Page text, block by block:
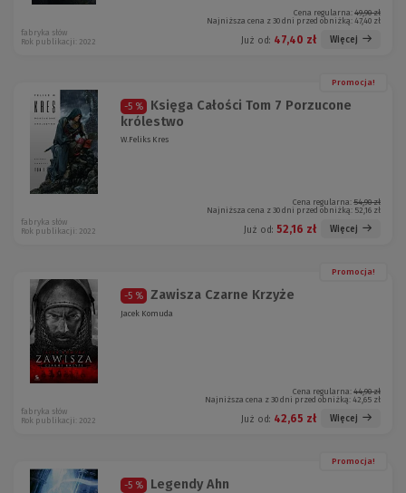
Cena regularna: 49,90 zł
Najniższa cena z 30 dni przed obniżką: 47,40 zł
Już od: 47,40 zł Więcej
fabryka słów
Rok publikacji: 2022
Promocja!
-5 %
Księga Całości Tom 7 Porzucone
królestwo
W.Feliks Kres
Cena regularna: 54,90 zł
Najniższa cena z 30 dni przed obniżką: 52,16 zł
Już od: 52,16 zł Więcej
fabryka słów
Rok publikacji: 2022
Promocja!
-5 % Zawisza Czarne Krzyże
Jacek Komuda
Cena regularna: 44,90 zł
Najniższa cena z 30 dni przed obniżką: 42,65 zł
Już od: 42,65 zł Więcej
fabryka słów
Rok publikacji: 2022
Promocja!
-5 % Legendy Ahn